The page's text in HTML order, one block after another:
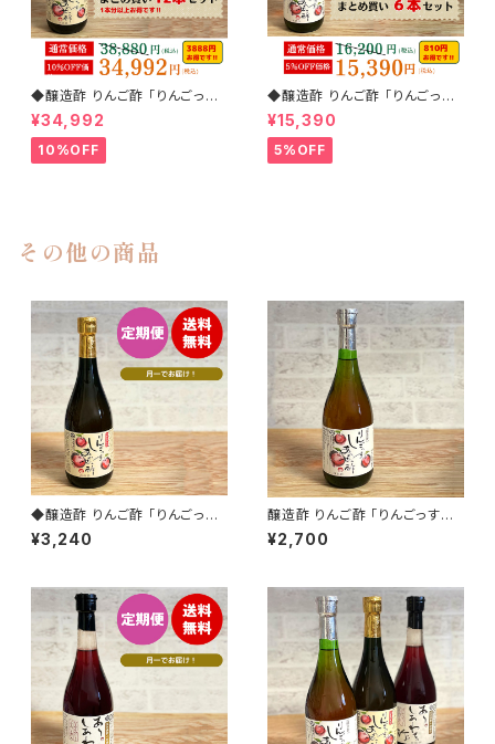
◆醸造酢 りんご酢 「りんごっす
しあわせっ酢」（はちみつ入り）
720ml 12本まとめ買いセット(1
0%off)
¥34,992
10%OFF
◆醸造酢 りんご酢 「りんごっ
す しあわせっ酢」（りんご酢10
0%） 720ml 6本まとめ買いセ
ット(5%off)
¥15,390
5%OFF
その他の商品
◆醸造酢 りんご酢 「りんごっ
す しあわせっ酢」（はちみつ入
り） 720ml 定期便 送料無料
¥3,240
醸造酢 りんご酢 「りんごっす
しあわせっ酢」（りんご酢100%）
720ml
¥2,700